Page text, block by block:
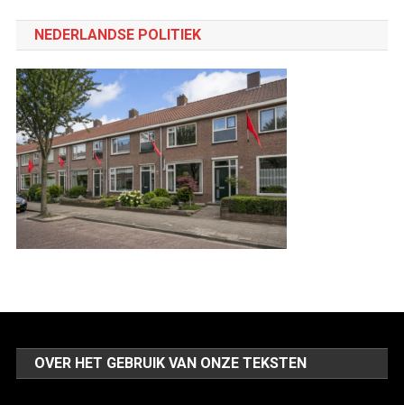
categorie
NEDERLANDSE POLITIEK
OVER HET GEBRUIK VAN ONZE TEKSTEN